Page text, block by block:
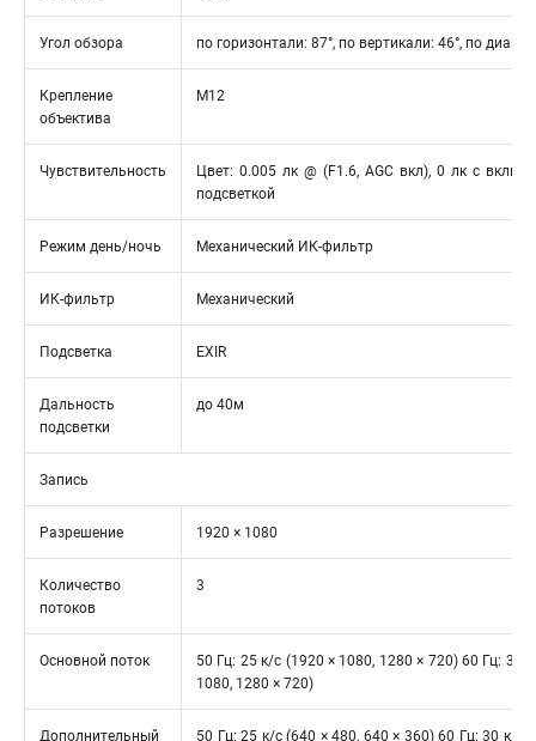
Угол обзора по горизонтали: 87°, по вертикали: 46°, по
Крепление
объектива
M12
Чувствительность
Цвет: 0.005 лк @ (F1.6, AGC вкл), 0 лк с
подсветкой
Режим день/ночь Механический ИК-фильтр
ИК-фильтр Механический
Подсветка EXIR
Дальность
подсветки
до 40м
Запись
Разрешение 1920 × 1080
Количество
потоков
3
Основной поток
50 Гц: 25 к/с (1920 × 1080, 1280 × 720) 60 Гц: 30
1080, 1280 × 720)
Дополнительный 50 Гц: 25 к/с (640 × 480, 640 × 360) 60 Гц: 30 к/с